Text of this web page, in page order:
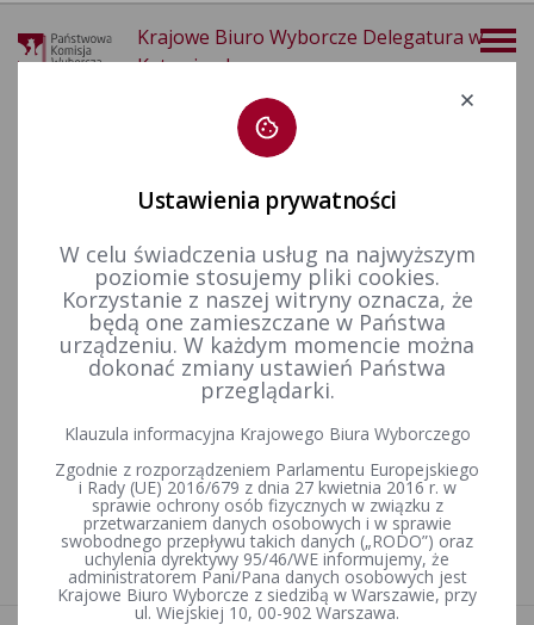
Krajowe Biuro Wyborcze Delegatura w
Katowicach
Wybory samorządowe i referenda lokalne Wybory i referenda w toku kadencji
Kadencja 2002-2006
Wybory przedterminowe
Wykaz przeprowadzonych przedterminowych wyborów
prezydentów / burmistrzów / wójtów
1
Ustawienia prywatności
W celu świadczenia usług na najwyższym
poziomie stosujemy pliki cookies.
Korzystanie z naszej witryny oznacza, że
będą one zamieszczane w Państwa
urządzeniu. W każdym momencie można
dokonać zmiany ustawień Państwa
przeglądarki.
Klauzula informacyjna Krajowego Biura Wyborczego
Zgodnie z rozporządzeniem Parlamentu Europejskiego
i Rady (UE) 2016/679 z dnia 27 kwietnia 2016 r. w
sprawie ochrony osób fizycznych w związku z
przetwarzaniem danych osobowych i w sprawie
swobodnego przepływu takich danych („RODO”) oraz
uchylenia dyrektywy 95/46/WE informujemy, że
administratorem Pani/Pana danych osobowych jest
Krajowe Biuro Wyborcze z siedzibą w Warszawie, przy
ul. Wiejskiej 10, 00-902 Warszawa.